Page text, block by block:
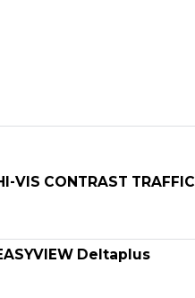
CONTRAST TRAFFIC
Deltaplus